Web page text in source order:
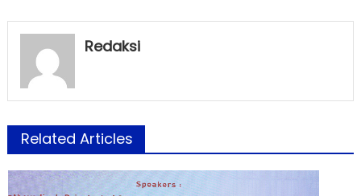
Redaksi
Related Articles